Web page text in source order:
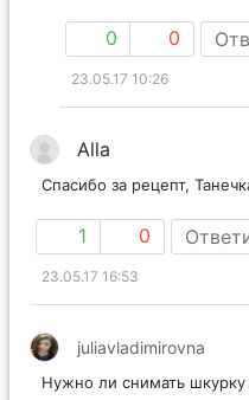
0 0
23.05.17 10:26
Alla
Спасибо за рецепт,
1 0
23.05.17 16:53
juliavladimirovna
Нужно ли снимать